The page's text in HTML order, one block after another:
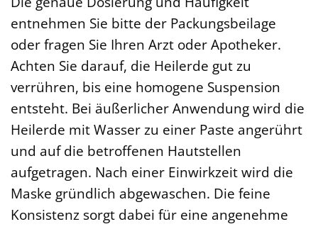
entnehmen Sie bitte der Packungsbeilage
oder fragen Sie Ihren Arzt oder Apotheker.
Achten Sie darauf, die Heilerde gut zu
verrühren, bis eine homogene Suspension
entsteht. Bei äußerlicher Anwendung wird die
Heilerde mit Wasser zu einer Paste angerührt
und auf die betroffenen Hautstellen
aufgetragen. Nach einer Einwirkzeit wird die
Maske gründlich abgewaschen. Die feine
Konsistenz sorgt dabei für eine angenehme